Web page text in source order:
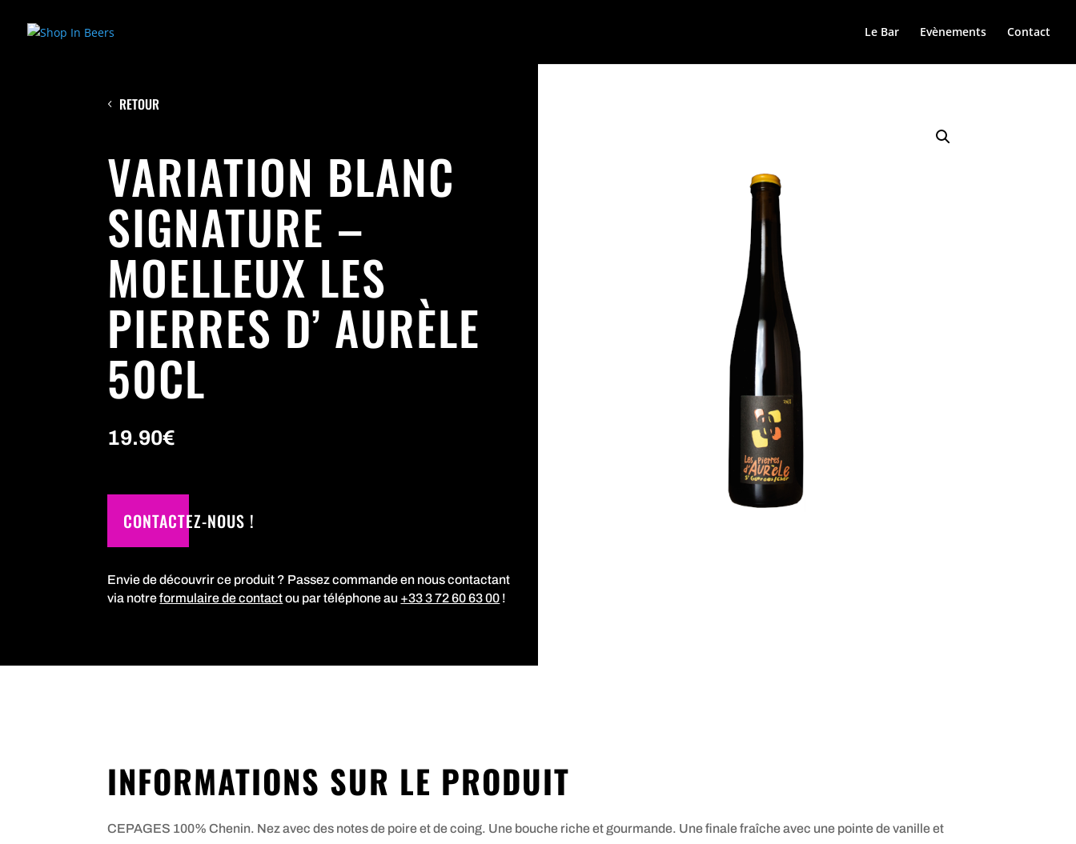
Le Bar Evènements Contact
RETOUR
VARIATION BLANC
SIGNATURE –
MOELLEUX LES
PIERRES D’ AURÈLE
50CL
19.90€
CONTACTEZ-NOUS !
Envie de découvrir ce produit ? Passez commande en nous contactant
via notreformulaire de contactou par téléphone au +33 3 72 60 63 00 !
INFORMATIONS SUR LE PRODUIT
CEPAGES 100% Chenin. Nez avec des notes de poire et de coing. Une bouche riche et gourmande. Une finale fraîche avec une pointe de vanille et